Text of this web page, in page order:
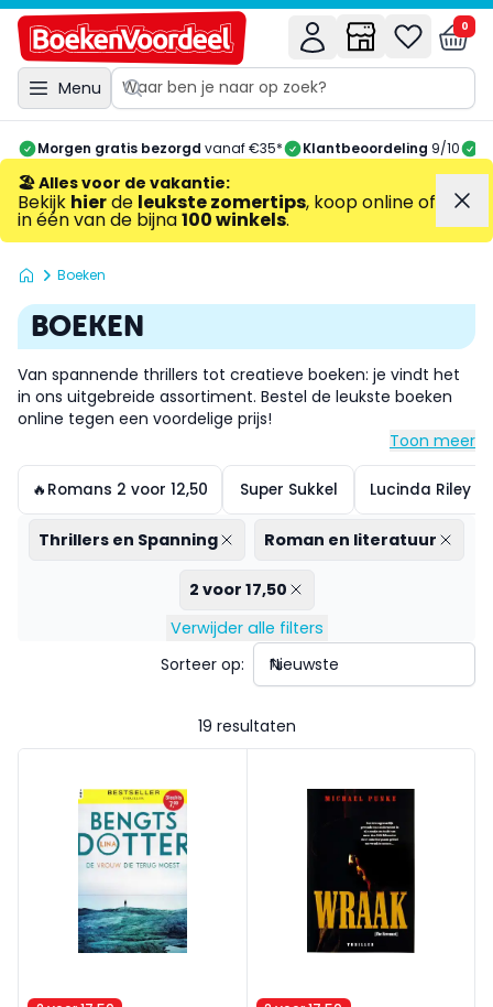
Menu
0
Morgen gratis bezorgd vanaf €35* Klantbeoordeling 9/10
🏖️ Alles voor de vakantie:
Bekijk hierde leukste zomertips, koop online of
in één van de bijna100 winkels.
Boeken
BOEKEN
Van spannende thrillers tot creatieve boeken: je vindt het
in ons uitgebreide assortiment. Bestel de leukste boeken
online tegen een voordelige prijs!
Toon meer
🔥Romans 2 voor 12,50 Super Sukkel Lucinda Riley
Thrillers en Spanning Roman en literatuur
2 voor 17,50
Verwijder alle filters
19 resultaten
Sorteer op: